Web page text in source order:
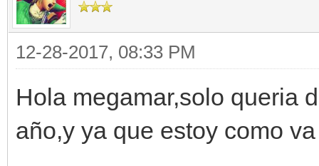
12-28-2017, 08:33 PM
Hola megamar,solo queria
año,y ya que estoy como